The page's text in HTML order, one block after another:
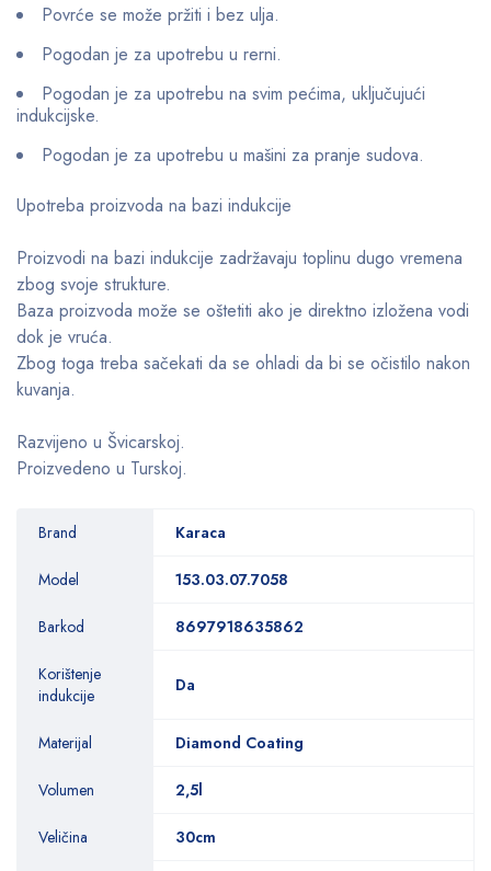
Povrće se može pržiti i bez ulja.
Pogodan je za upotrebu u rerni.
Pogodan je za upotrebu na svim pećima, uključujući
indukcijske.
Pogodan je za upotrebu u mašini za pranje sudova.
Upotreba proizvoda na bazi indukcije
Proizvodi na bazi indukcije zadržavaju toplinu dugo vremena
zbog svoje strukture.
Baza proizvoda može se oštetiti ako je direktno izložena vodi
dok je vruća.
Zbog toga treba sačekati da se ohladi da bi se očistilo nakon
kuvanja.
Razvijeno u Švicarskoj.
Proizvedeno u Turskoj.
Brand Karaca
Model 153.03.07.7058
Barkod 8697918635862
Korištenje
indukcije
Da
Materijal Diamond Coating
Volumen 2,5l
Veličina 30cm